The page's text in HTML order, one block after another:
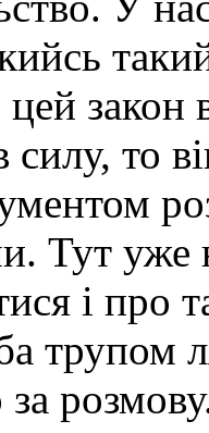
закон
силу, то
Тут уже
і про
трупом